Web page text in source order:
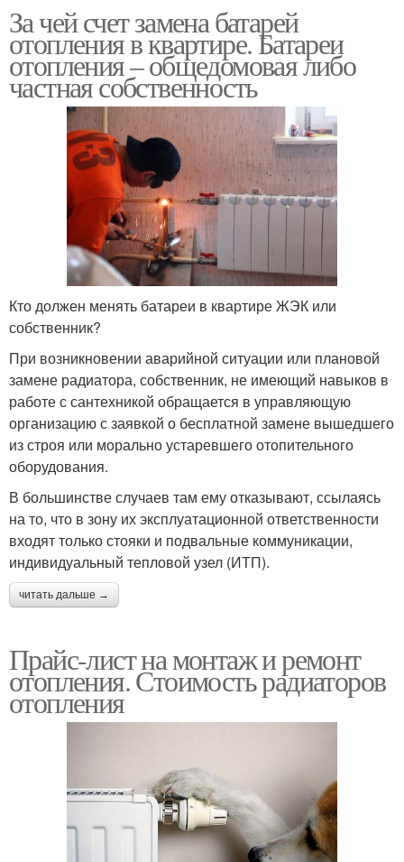
За чей счет замена батарей
отопления в квартире. Батареи
отопления – общедомовая либо
частная собственность
Кто должен менять батареи в квартире ЖЭК или
собственник?
При возникновении аварийной ситуации или плановой
замене радиатора, собственник, не имеющий навыков в
работе с сантехникой обращается в управляющую
организацию с заявкой о бесплатной замене вышедшего
из строя или морально устаревшего отопительного
оборудования.
В большинстве случаев там ему отказывают, ссылаясь
на то, что в зону их эксплуатационной ответственности
входят только стояки и подвальные коммуникации,
индивидуальный тепловой узел (ИТП).
читать дальше →
Прайс-лист на монтаж и ремонт
отопления. Стоимость радиаторов
отопления